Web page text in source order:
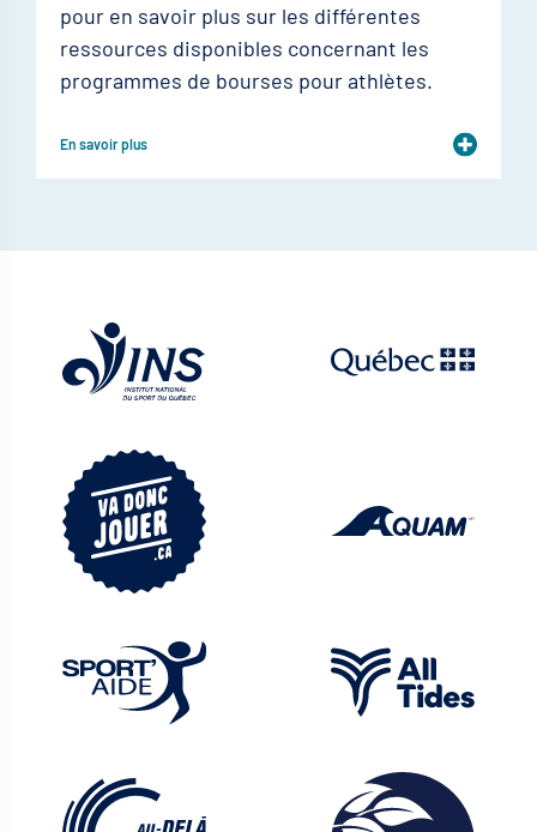
pour en savoir plus sur les différentes
ressources disponibles concernant les
programmes de bourses pour athlètes.
En savoir plus